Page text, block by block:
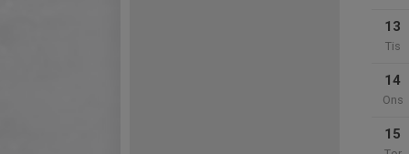
13
Tis
14
Ons
15